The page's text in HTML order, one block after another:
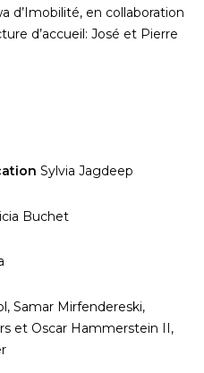
d’Imobilité, en collaboration
d’accueil: José et Pierre
Sylvia Jagdeep
Buchet
Samar Mirfendereski,
et Oscar Hammerstein II,